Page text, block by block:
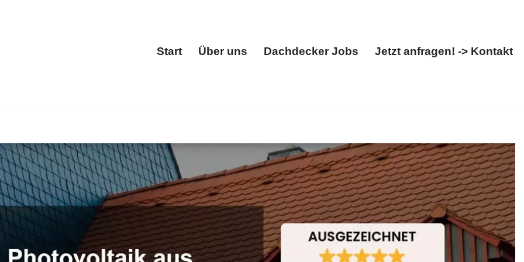
Start Über uns Dachdecker Jobs Jetzt anfragen! -> Kontakt
✓Dachfenster, Dachgauben, Dacheindeckung, Dachstuhl. ✓Dachdecker, ✓Dachfenster, ✓Dacheindeckung,
Wir sind Ihr Fachmann ✉.